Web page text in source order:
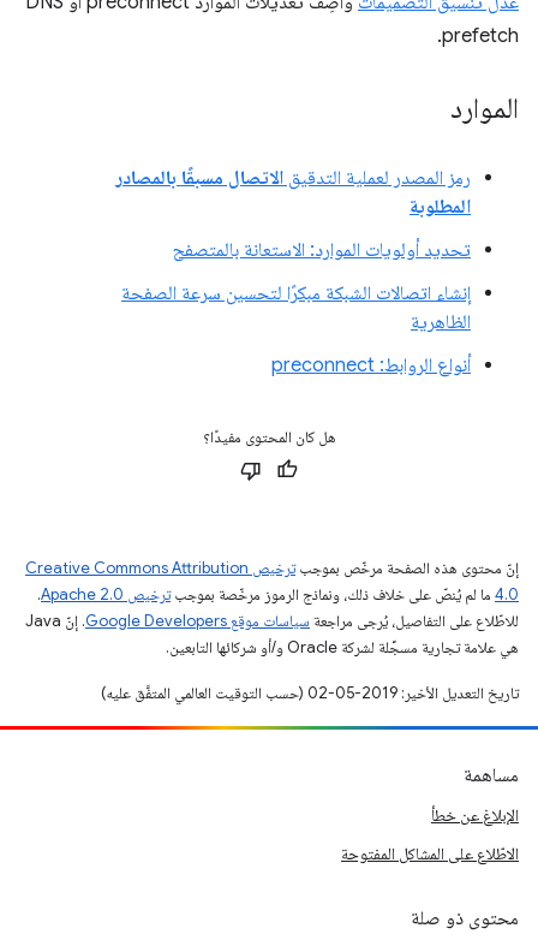
prefetch.
الموارد
رمز المصدر لعملية التدقيق الاتصال مسبقًا بالمصادر
المطلوبة
تحديد أولويات الموارد: الاستعانة بالمتصفح
إنشاء اتصالات الشبكة مبكرًا لتحسين سرعة الصفحة
الظاهرية
أنواع الروابط: preconnect
هل كان المحتوى مفيدًا؟
إنّ محتوى هذه الصفحة مرخّص بموجب
ترخيص Creative Commons Attribution
4.0‏ ما لم يُنصّ على خلاف ذلك، ونماذج الرموز مرخّصة بموجبترخيص Apache 2.0‏
.
للاطّلاع على التفاصيل، يُرجى مراجعة سياسات موقع Google Developers‏
. إنّ Java
هي علامة تجارية مسجَّلة لشركة Oracle و/أو شركائها التابعين.
تاريخ التعديل الأخير: 2019-05-02 (حسب التوقيت العالمي المتفَّق عليه)
مساهمة
الإبلاغ عن خطأ
الاطّلاع على المشاكل المفتوحة
محتوى ذو صلة